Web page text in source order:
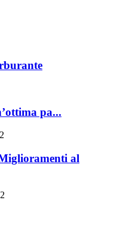
pa...
al